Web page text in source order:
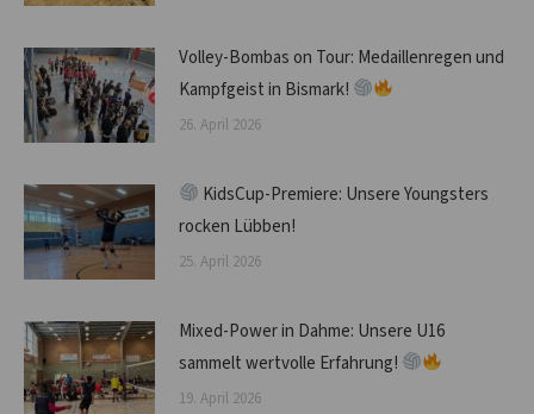
Volley-Bombas on Tour: Medaillenregen und
Kampfgeist in Bismark!
26. April 2026
KidsCup-Premiere: Unsere Youngsters
rocken Lübben!
25. April 2026
Mixed-Power in Dahme: Unsere U16
sammelt wertvolle Erfahrung!
19. April 2026